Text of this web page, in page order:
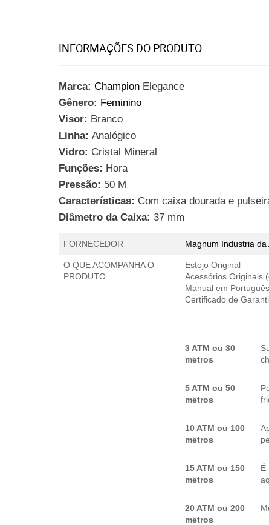
INFORMAÇÕES DO PRODUTO
Marca: Champion Elegance
Gênero: Feminino
Visor: Branco
Linha: Analógico
Vidro: Cristal Mineral
Funções: Hora
Pressão: 50 M
Características: Com caixa dourada e
Diâmetro da Caixa: 37 mm
FORNECEDOR Magnum Industria da
O QUE ACOMPANHA O
PRODUTO
Estojo Original
Acessórios Originais
Manual em Português
Certificado de
3 ATM ou 30
metros
5 ATM ou 50
metros
10 ATM ou 100
metros
15 ATM ou 150
metros
É
20 ATM ou 200
metros